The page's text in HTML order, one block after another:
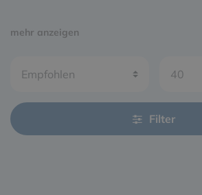
mehr anzeigen
Filter